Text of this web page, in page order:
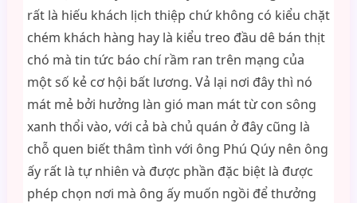
rất là hiếu khách lịch thiệp chứ không có kiểu chặt
chém khách hàng hay là kiểu treo đầu dê bán thịt
chó mà tin tức báo chí rầm ran trên mạng của
một số kẻ cơ hội bất lương. Vả lại nơi đây thì nó
mát mẻ bởi hưởng làn gió man mát từ con sông
xanh thổi vào, với cả bà chủ quán ở đây cũng là
chỗ quen biết thâm tình với ông Phú Qúy nên ông
ấy rất là tự nhiên và được phần đặc biệt là được
phép chọn nơi mà ông ấy muốn ngồi để thưởng